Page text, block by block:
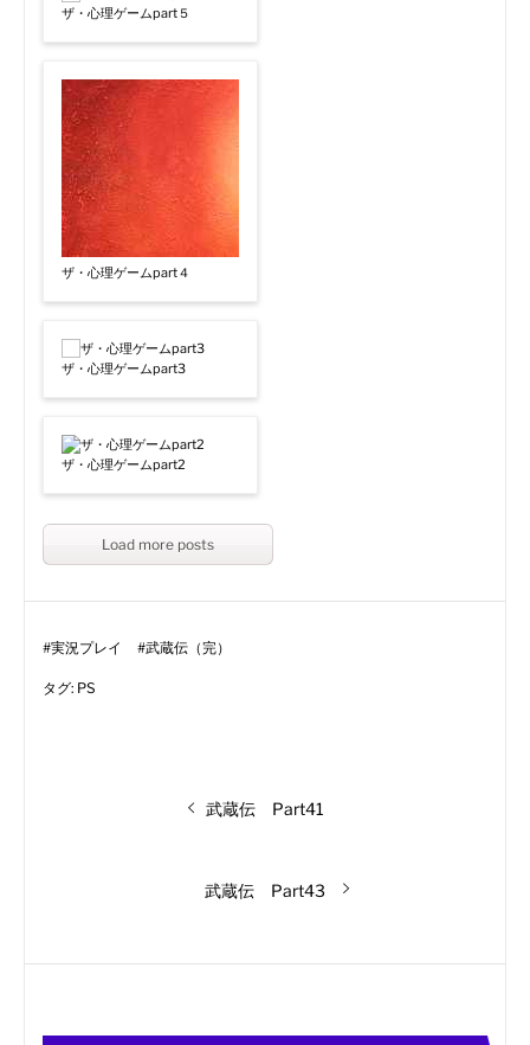
ザ・心理ゲームpart５
ザ・心理ゲームpart４
ザ・心理ゲームpart3
ザ・心理ゲームpart2
Load more posts
#実況プレイ #武蔵伝（完）
タグ: PS
ビ
前
稿:
武蔵伝 Part41
次
稿:
武蔵伝 Part43